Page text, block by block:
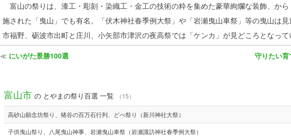
富山の祭りは、漆工・彫刻・染織工・金工の技術の粋を集めた豪華絢爛な装飾、か
施された「曳山」でも有名。「伏木神社春季例大祭」や「岩瀬曳山車祭」等の曳山は
市福野、砺波市出町と庄川、小矢部市津沢の夜高祭では「ケンカ」が見どころとなって
≪ にいがた景勝100選 守りたい
富山市 の とやまの祭り百選 一覧 （15）
高砂山願念坊祭り、猪谷の百万石行列、どべ祭り（新川神社大祭）
子供曳山祭り、八尾曳山神事、岩瀬曳山車祭（岩瀬諏訪神社春季例大祭）